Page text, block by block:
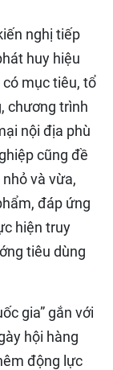
nghị tiếp
huy hiệu
mục tiêu, tổ
chương trình
nội địa phù
cũng đề
và vừa,
đáp ứng
hiện truy
tiêu dùng
gia” gắn với
hội hàng
động lực